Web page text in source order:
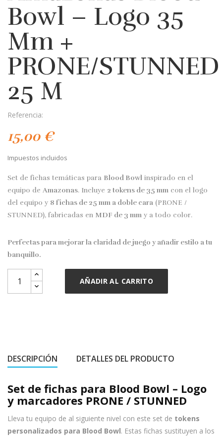
Bowl – Logo 35
Mm +
PRONE/STUNNED
25 M
Referencia:
15,00 €
Impuestos incluidos
Set de fichas temáticas para Blood Bowl inspirado en el
equipo de Amazonas. Incluye 2 tokens de 35 mm con el logo
del equipo y 8 fichas de 25 mm a doble cara (PRONE /
STUNNED), fabricadas en MDF de 3 mm y a todo color.
Perfectas para mejorar la claridad de juego y añadir estilo a tu
banquillo.
AÑADIR AL CARRITO
DESCRIPCIÓN DETALLES DEL PRODUCTO
Set de fichas para Blood Bowl – Logo
y marcadores PRONE / STUNNED
Lleva tu equipo de al siguiente nivel con este set de tokens
personalizados para Blood Bowl. Estas fichas sustituyen a los